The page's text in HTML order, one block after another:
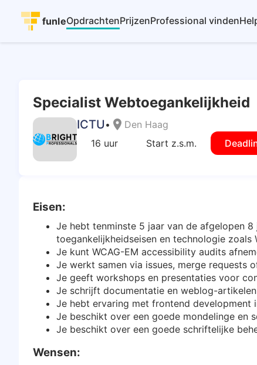
funleOpdrachtenPrijzenProfessional vinden
Specialist Webtoegankelijkheid
ICTU• location_on Den Haag
16 uur
Start z.s.m.
Eisen:
Je hebt tenminste 5 jaar van de afgelopen
toegankelijkheidseisen en technologie zoals
Je kunt WCAG-EM accessibility audits
Je werkt samen via issues, merge requests
Je geeft workshops en presentaties voor
Je schrijft documentatie en weblog-
Je hebt ervaring met frontend development
Je beschikt over een goede mondelinge en
Je beschikt over een goede schriftelijke
Wensen: